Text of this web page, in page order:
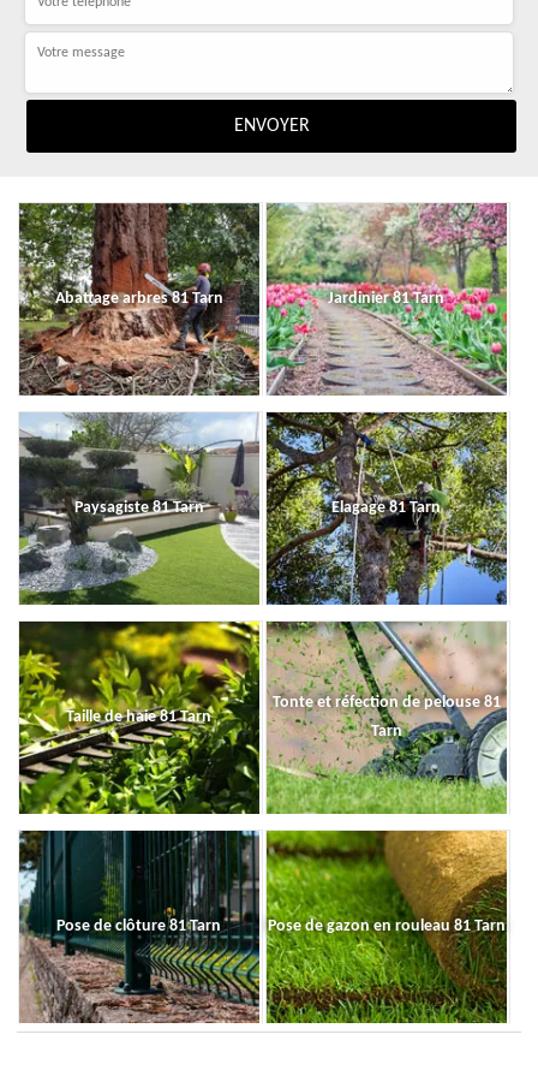
Abattage arbres 81 Tarn Jardinier 81 Tarn
Paysagiste 81 Tarn Elagage 81 Tarn
Taille de haie 81 Tarn
Tonte et réfection de pelouse 81
Tarn
Pose de clôture 81 Tarn Pose de gazon en rouleau 81 Tarn